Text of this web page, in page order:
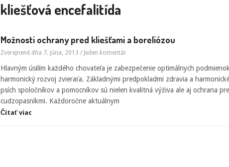
kliešťová encefalitída
Možnosti ochrany pred kliešťami a boreliózou
Zverejnené dňa 7. júna, 2013 / Jeden komentár
Hlavným úsilím každého chovateľa je zabezpečenie optimálnych
harmonický rozvoj zvieraťa. Základnými predpokladmi zdravia a
psích spoločníkov a pomocníkov sú nielen kvalitná výživa ale aj ochrana
cudzopasníkmi. Každoročne aktuálnym
Čítať viac